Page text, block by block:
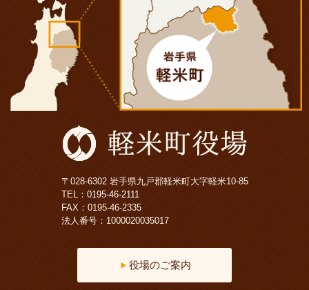
〒028-6302 岩手県九戸郡軽米町大字軽米10-85
TEL： 0195-46-2111
FAX：0195-46-2335
法人番号：1000020035017
役場のご案内